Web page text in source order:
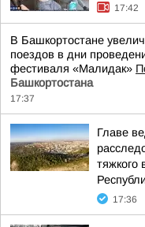
17:42
В Башкортостане
поездов в дни
фестиваля «Малидак»
Башкортостана
17:37
Главе
тяжкого
17:36